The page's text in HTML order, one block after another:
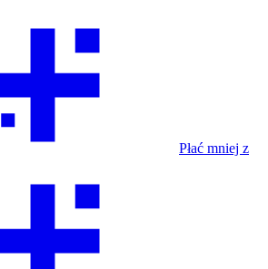
Płać mniej z